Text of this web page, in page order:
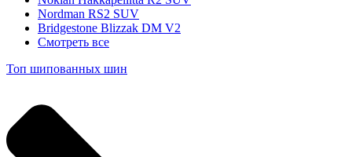
Nordman RS2 SUV
Bridgestone Blizzak DM V2
Смотреть все
Топ шипованных шин